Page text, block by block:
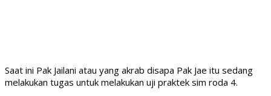
Saat ini Pak Jailani atau yang akrab disapa Pak Jae itu sedang
melakukan tugas untuk melakukan uji praktek sim roda 4.